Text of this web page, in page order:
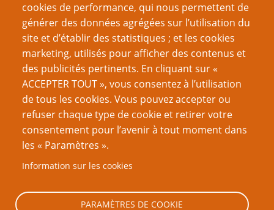
cookies de performance, qui nous permettent de
générer des données agrégées sur l’utilisation du
site et d’établir des statistiques ; et les cookies
marketing, utilisés pour afficher des contenus et
des publicités pertinents. En cliquant sur «
ACCEPTER TOUT », vous consentez à l’utilisation
de tous les cookies. Vous pouvez accepter ou
refuser chaque type de cookie et retirer votre
consentement pour l’avenir à tout moment dans
les « Paramètres ».
Information sur les cookies
PARAMÈTRES DE COOKIE
Nom d'utilisateur
Mot de passe
Réinitialiser votre mot de passe